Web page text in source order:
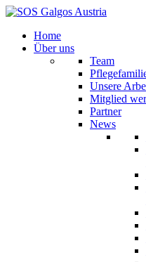
Home
Über uns
Team
Unsere
Mitglied
Partner
News